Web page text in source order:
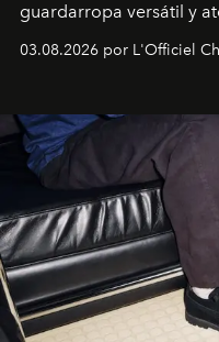
guardarropa versátil y
lanzamiento, los
la asesora creativa y
y la filosofía detrás de la
03.08.2026 por L'Officiel